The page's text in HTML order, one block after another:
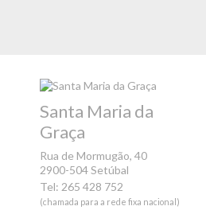
Santa Maria da
Graça
Rua de Mormugão, 40
2900-504 Setúbal
Tel: 265 428 752
(chamada para a rede fixa nacional)